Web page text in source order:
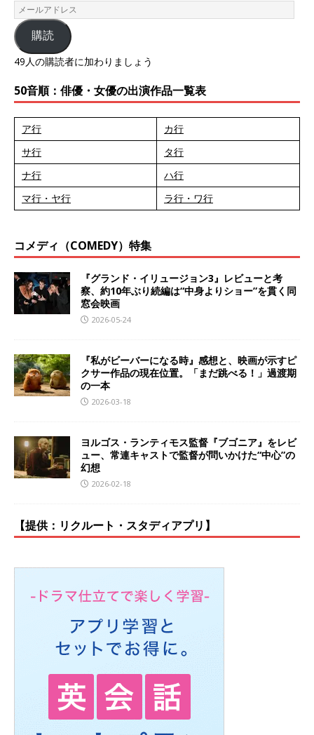
購読
49人の購読者に加わりましょう
50音順：俳優・女優の出演作品一覧表
ア行
カ行
サ行
タ行
ナ行
ハ行
マ行・ヤ行
ラ行・ワ行
コメディ（COMEDY）特集
『グランド・イリュージョン3』レビューと考
察、約10年ぶり続編は“中身よりショー”を貫く同
窓会映画
2026-05-24
『私がビーバーになる時』感想と、映画が示すピ
クサー作品の現在位置。「まだ跳べる！」過渡期
の一本
2026-03-18
ヨルゴス・ランティモス監督『ブゴニア』をレビ
ュー、常連キャストで監督が問いかけた“中心”の
幻想
2026-02-18
【提供：リクルート・スタディアプリ】